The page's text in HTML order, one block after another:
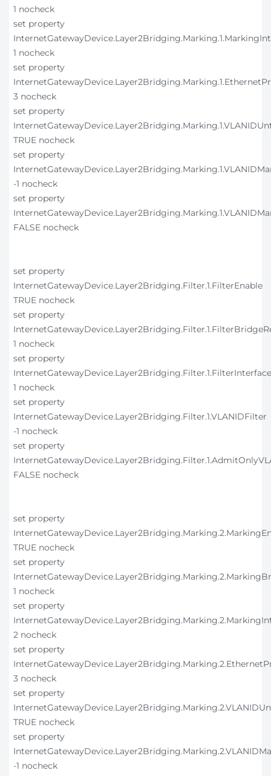
1 nocheck
set property
1 nocheck
set property
3 nocheck
set property
TRUE nocheck
set property
-1 nocheck
set property
FALSE nocheck
set property
InternetGatewayDevice.Layer2Bridging.Filter.1.FilterEnable
TRUE nocheck
set property
1 nocheck
set property
1 nocheck
set property
InternetGatewayDevice.Layer2Bridging.Filter.1.VLANIDFilter
-1 nocheck
set property
FALSE nocheck
set property
TRUE nocheck
set property
1 nocheck
set property
2 nocheck
set property
3 nocheck
set property
TRUE nocheck
set property
-1 nocheck